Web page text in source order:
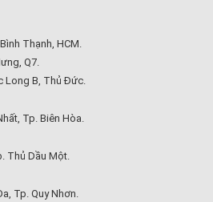
Thạnh, HCM.
Q7.
Long B, Thủ Đức.
Tp. Biên Hòa.
Thủ Dầu Một.
Tp. Quy Nhơn.